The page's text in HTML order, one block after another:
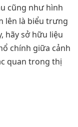
cũng như hình
lên là biểu trưng
hãy sở hữu liệu
chính giữa cảnh
quan trong thị